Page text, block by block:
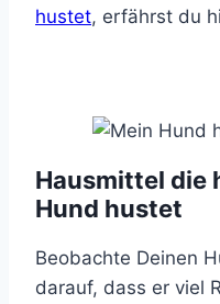
hustet, erfährst du
Hausmittel die
Hund hustet
Beobachte Deinen
darauf, dass er viel